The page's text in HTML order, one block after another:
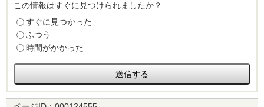
この情報はすぐに見つけられましたか？
すぐに見つかった
ふつう
時間がかかった